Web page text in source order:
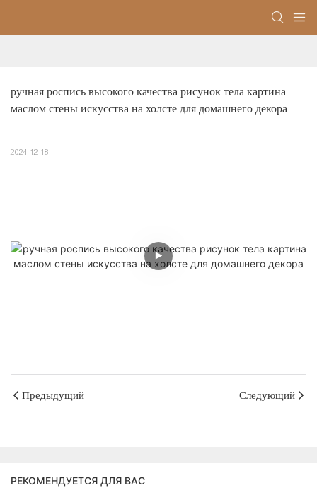
ручная роспись высокого качества рисунок тела картина
маслом стены искусства на холсте для домашнего декора
2024-12-18
Предыдущий Следующий
РЕКОМЕНДУЕТСЯ ДЛЯ ВАС